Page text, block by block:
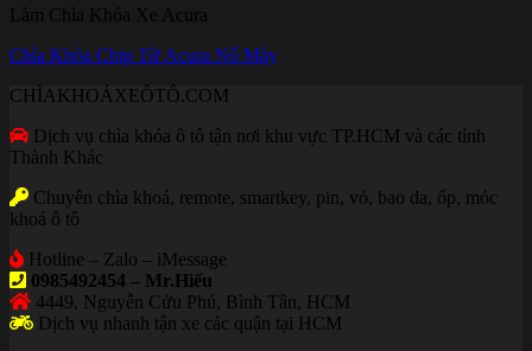
Làm Chìa Khóa Xe Acura
Chìa Khóa Chip Từ Acura Nổ Máy
CHÌAKHOÁXEÔTÔ.COM
Dịch vụ chìa khóa ô tô tận nơi khu vực TP.HCM và các tỉnh
Thành Khác
Chuyên chìa khoá, remote, smartkey, pin, vỏ, bao da, ốp, móc
khoá ô tô
Hotline – Zalo – iMessage
0985492454 – Mr.Hiếu
4449, Nguyễn Cửu Phú, Bình Tân, HCM
Dịch vụ nhanh tận xe các quận tại HCM